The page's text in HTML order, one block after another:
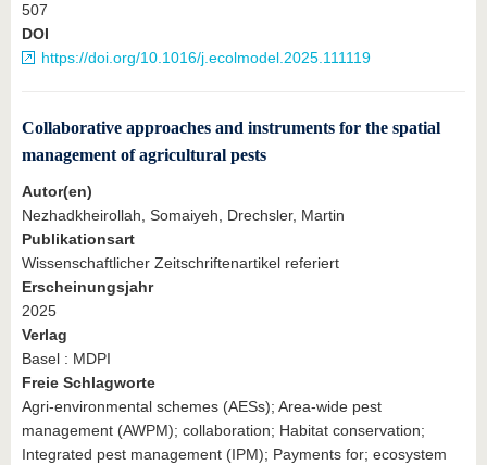
507
DOI
https://doi.org/10.1016/j.ecolmodel.2025.111119
Collaborative approaches and instruments for the spatial
management of agricultural pests
Autor(en)
Nezhadkheirollah, Somaiyeh, Drechsler, Martin
Publikationsart
Wissenschaftlicher Zeitschriftenartikel referiert
Erscheinungsjahr
2025
Verlag
Basel : MDPI
Freie Schlagworte
Agri-environmental schemes (AESs); Area-wide pest
management (AWPM); collaboration; Habitat conservation;
Integrated pest management (IPM); Payments for; ecosystem